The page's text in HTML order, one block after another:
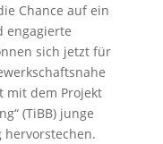
Chance auf ein
engagierte
sich jetzt für
mit dem Projekt
(TiBB) junge